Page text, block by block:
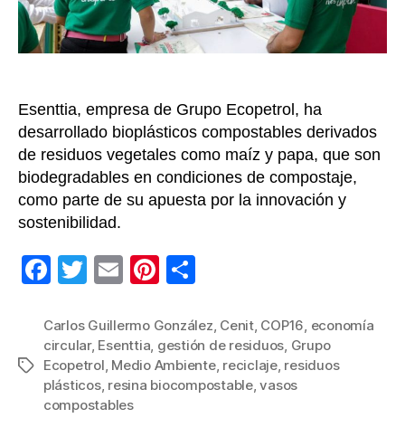
Esenttia, empresa de Grupo Ecopetrol, ha
desarrollado bioplásticos compostables derivados
de residuos vegetales como maíz y papa, que son
biodegradables en condiciones de compostaje,
como parte de su apuesta por la innovación y
sostenibilidad.
F
c
e
b
o
T
tt
er
E
ail
Pi
er
e
st
m
p
ar
Etiquetas
Carlos Guillermo González Cenit, COP16 economía
circular, Esenttia gestión de residuos Grupo
Ecopetrol Medio Ambiente, reciclaje, residuos
plásticos, resina biocompostable,vasos
compostables